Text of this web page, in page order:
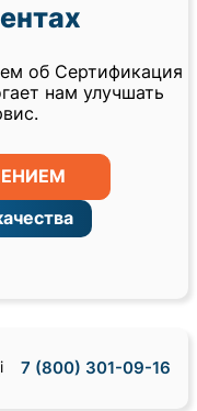
об Сертификация
нам улучшать
7 (800) 301-09-16